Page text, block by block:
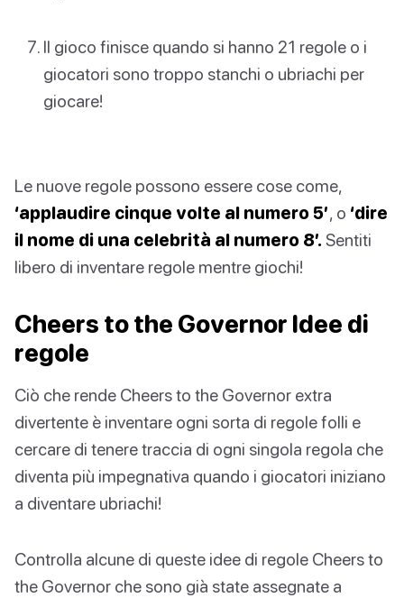
Il gioco finisce quando si hanno 21 regole o i
giocatori sono troppo stanchi o ubriachi per
giocare!
Le nuove regole possono essere cose come,
‘applaudire cinque volte al numero 5’, o ‘dire
il nome di una celebrità al numero 8’. Sentiti
libero di inventare regole mentre giochi!
Cheers to the Governor Idee di
regole
Ciò che rende Cheers to the Governor extra
divertente è inventare ogni sorta di regole folli e
cercare di tenere traccia di ogni singola regola che
diventa più impegnativa quando i giocatori iniziano
a diventare ubriachi!
Controlla alcune di queste idee di regole Cheers to
the Governor che sono già state assegnate a